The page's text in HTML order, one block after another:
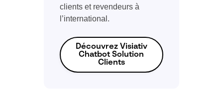
clients et revendeurs à
l’international.
Découvrez Visiativ
Chatbot Solution
Clients